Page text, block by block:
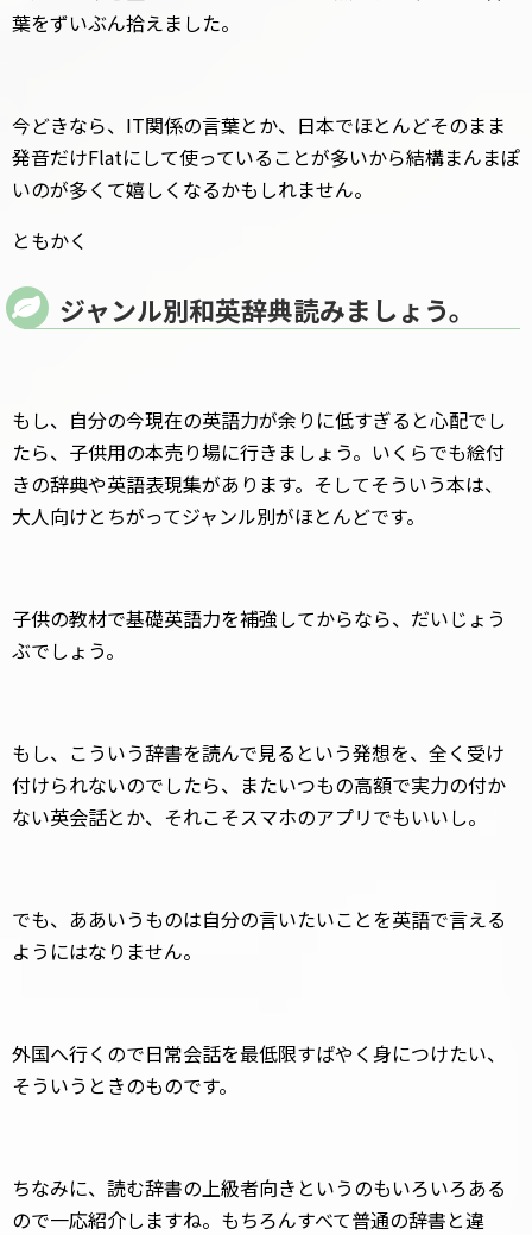
葉をずいぶん拾えました。
今どきなら、IT関係の言葉とか、日本でほとんどそのまま
発音だけFlatにして使っていることが多いから結構まんまぽ
いのが多くて嬉しくなるかもしれません。
ともかく
ジャンル別和英辞典読みましょう。
もし、自分の今現在の英語力が余りに低すぎると心配でし
たら、子供用の本売り場に行きましょう。いくらでも絵付
きの辞典や英語表現集があります。そしてそういう本は、
大人向けとちがってジャンル別がほとんどです。
子供の教材で基礎英語力を補強してからなら、だいじょう
ぶでしょう。
もし、こういう辞書を読んで見るという発想を、全く受け
付けられないのでしたら、またいつもの高額で実力の付か
ない英会話とか、それこそスマホのアプリでもいいし。
でも、ああいうものは自分の言いたいことを英語で言える
ようにはなりません。
外国へ行くので日常会話を最低限すばやく身につけたい、
そういうときのものです。
ちなみに、読む辞書の上級者向きというのもいろいろある
ので一応紹介しますね。もちろんすべて普通の辞書と違